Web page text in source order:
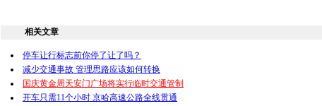
相关文章
停车让行标志前你停了让了吗？
减少交通事故 管理思路应该如何转换
国庆黄金周天安门广场将实行临时交通管制
开车只需11个小时 京哈高速公路全线贯通